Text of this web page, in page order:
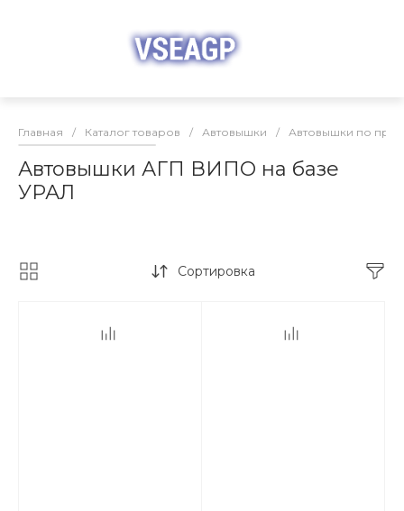
Главная / Каталог товаров / Автовышки / Автовышки по
Автовышки АГП ВИПО на базе
УРАЛ
Сортировка